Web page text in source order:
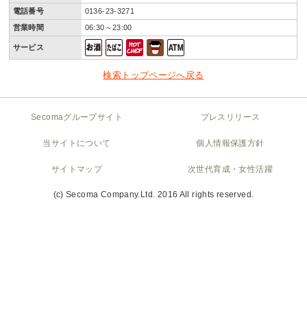
電話番号
0136-23-3271
営業時間
06:30～23:00
サービス
検索トップページへ戻る
Secomaグループサイト プレスリリース
当サイトについて 個人情報保護方針
サイトマップ 次世代育成・女性活躍
(c) Secoma Company.Ltd. 2016 All rights reserved.